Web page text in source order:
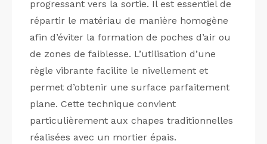
progressant vers la sortie. Il est essentiel de
répartir le matériau de manière homogène
afin d’éviter la formation de poches d’air ou
de zones de faiblesse. L’utilisation d’une
règle vibrante facilite le nivellement et
permet d’obtenir une surface parfaitement
plane. Cette technique convient
particulièrement aux chapes traditionnelles
réalisées avec un mortier épais.